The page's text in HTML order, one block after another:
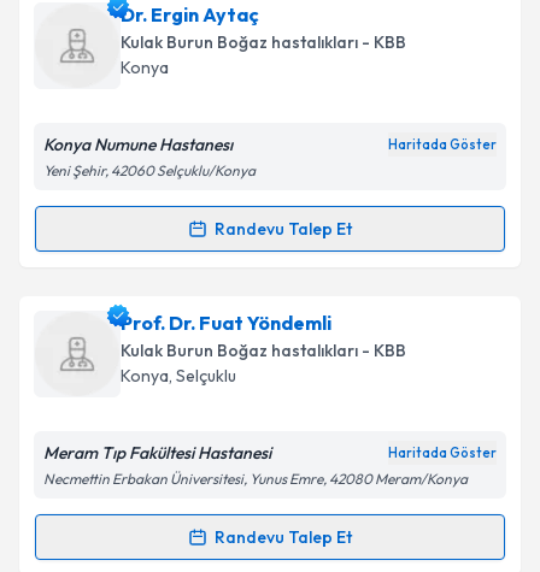
Dr. Ali Rıza Ulutaşiçin randevu takvimi talebi
oluşturun. Size bu uzmandan randevu almanız için bir
takvim hazırlandığında e-posta ile bilgilendireceğiz.
Kişisel verilerimin işlenmesine ilişkin
Metni'ni okudum ve kişisel verilerimin belirtilen
Takvim Talebini Gönder
Dr. Ergin Aytaç
Kulak Burun Boğaz hastalıkları - KBB
Konya
Konya Numune Hastanesı Haritada Göster
Yeni Şehir, 42060 Selçuklu/Konya
Randevu Talep Et
Randevu Takvimi Talebi
Dr. Ergin Aytaçiçin randevu takvimi talebi oluşturun.
Size bu uzmandan randevu almanız için bir takvim
hazırlandığında e-posta ile bilgilendireceğiz.
Kişisel verilerimin işlenmesine ilişkin
Metni'ni okudum ve kişisel verilerimin belirtilen
Prof. Dr. Fuat Yöndemli
Kulak Burun Boğaz hastalıkları - KBB
Konya, Selçuklu
Meram Tıp Fakültesi Hastanesi Haritada Göster
Necmettin Erbakan Üniversitesi, Yunus Emre, 42080 Meram/Konya
Randevu Talep Et
Randevu Takvimi Talebi